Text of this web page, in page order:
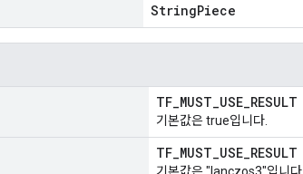
StringPiece
TF_MUST_USE_RESULT
기본값은 true입니다.
TF_MUST_USE_RESULT